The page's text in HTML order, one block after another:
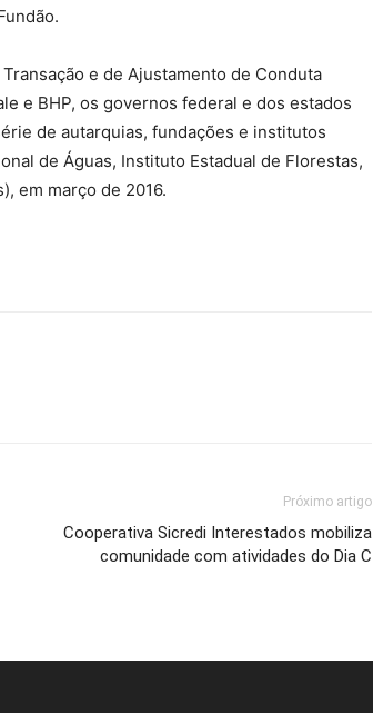
e de Ajustamento de Conduta
e BHP, os governos federal e dos estados
de autarquias, fundações e institutos
de Águas, Instituto Estadual de Florestas,
em março de 2016.
Próximo artigo
Cooperativa Sicredi Interestados mobiliza
comunidade com atividades do Dia C